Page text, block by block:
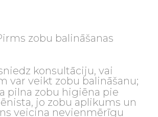
zobu balināšanas
konsultāciju, vai
var veikt zobu balināšanu;
pilna zobu higiēna pie
jo zobu aplikums un
veicina nevienmērīgu